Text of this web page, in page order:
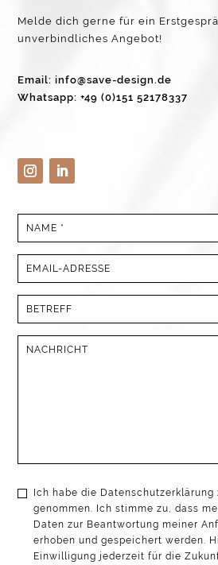
Melde dich gerne für ein
unverbindliches Angebot!
Email: info@save-design.de
Whatsapp: +49 (0)151 52178337
Ich habe die Datenschutzerklärung
genommen. Ich stimme zu, dass
Daten zur Beantwortung meiner
erhoben und gespeichert werden.
Einwilligung jederzeit für die